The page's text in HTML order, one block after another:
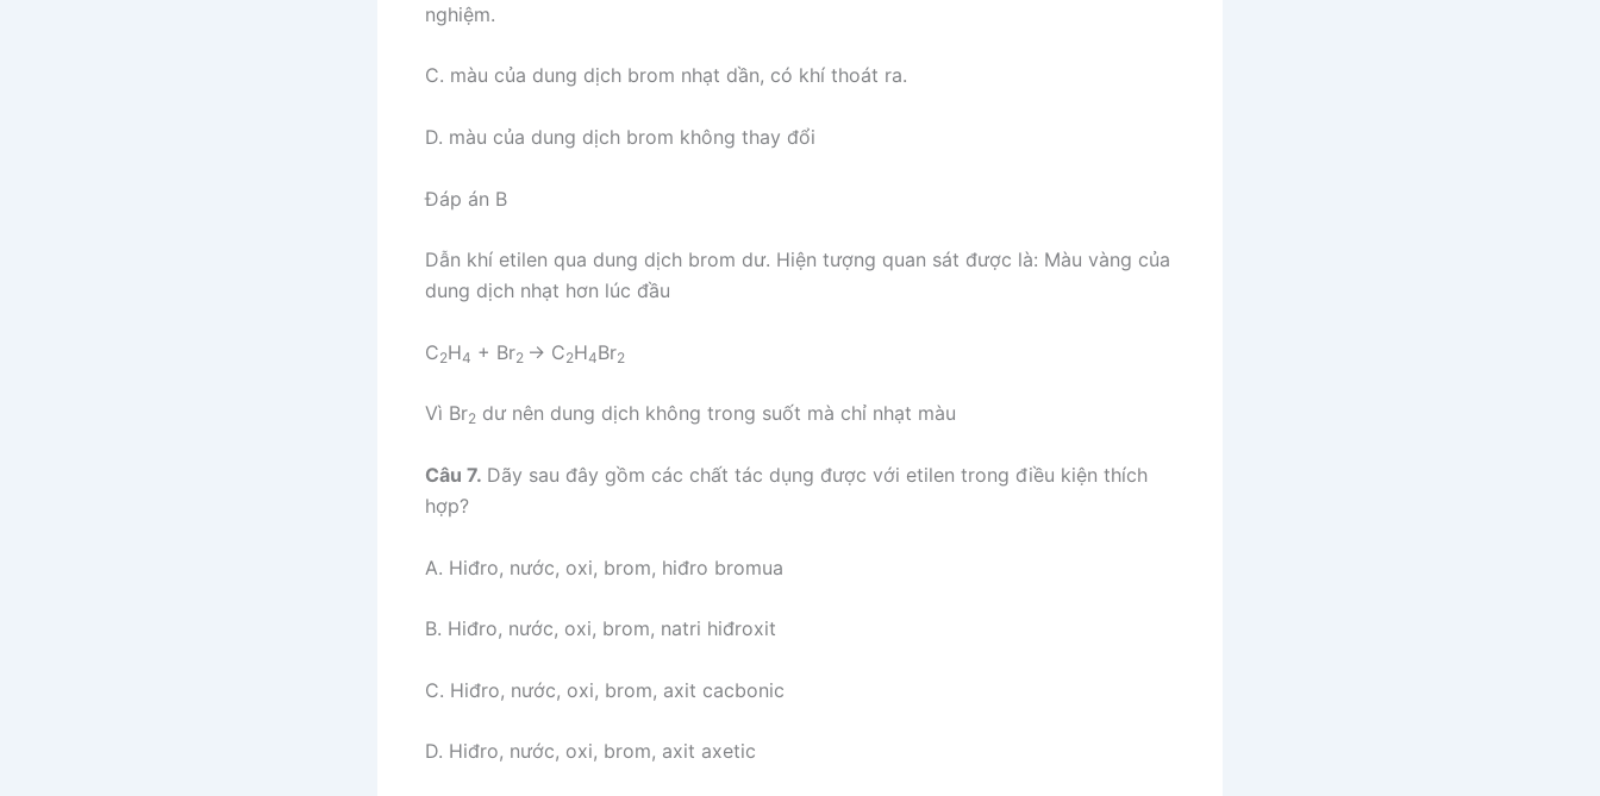
nghiệm.
C. màu của dung dịch brom nhạt dần, có khí thoát ra.
D. màu của dung dịch brom không thay đổi
Đáp án B
Dẫn khí etilen qua dung dịch brom dư. Hiện tượng quan sát được là: Màu vàng của
dung dịch nhạt hơn lúc đầu
C2H4 + Br2 → C2H4Br2
Vì Br2 dư nên dung dịch không trong suốt mà chỉ nhạt màu
Câu 7. Dãy sau đây gồm các chất tác dụng được với etilen trong điều kiện thích
hợp?
A. Hiđro, nước, oxi, brom, hiđro bromua
B. Hiđro, nước, oxi, brom, natri hiđroxit
C. Hiđro, nước, oxi, brom, axit cacbonic
D. Hiđro, nước, oxi, brom, axit axetic